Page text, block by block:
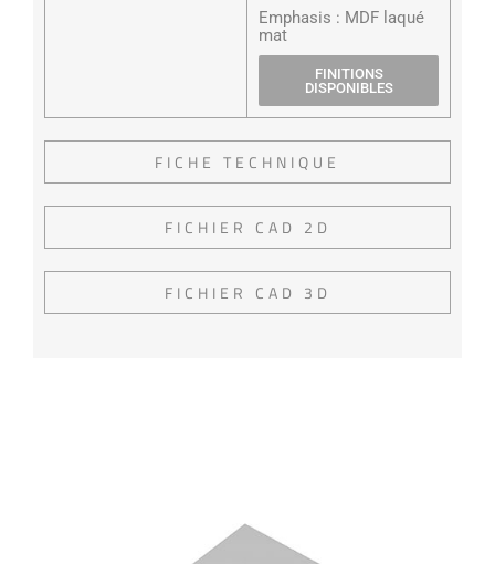
Emphasis : MDF laqué
mat
FINITIONS
DISPONIBLES
FICHE TECHNIQUE
FICHIER CAD 2D
FICHIER CAD 3D